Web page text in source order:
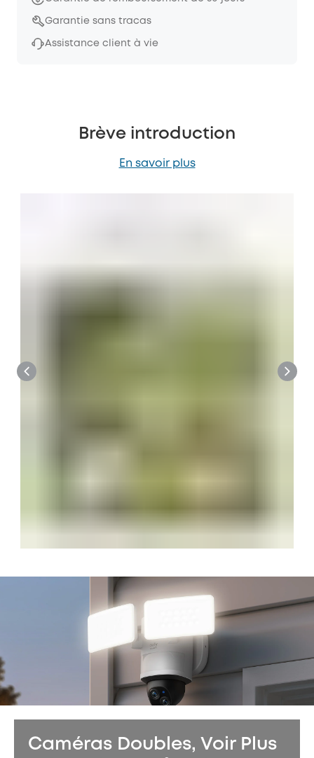
Garantie sans tracas
Assistance client à vie
Brève introduction
En savoir plus
Caméras Doubles, Voir Plus